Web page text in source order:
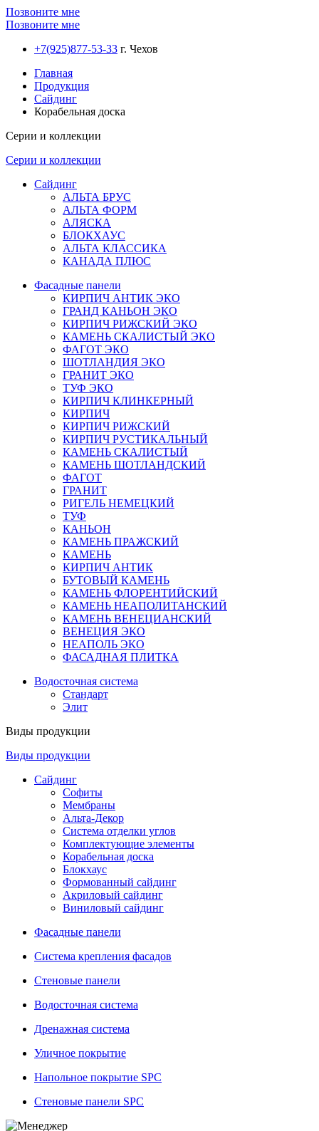
Позвоните мне
Позвоните мне
+7(925)877-53-33 г. Чехов
Главная
Продукция
Сайдинг
Корабельная доска
Серии и коллекции
Серии и коллекции
Сайдинг
АЛЬТА БРУС
АЛЬТА ФОРМ
АЛЯСКА
БЛОКХАУС
АЛЬТА КЛАССИКА
КАНАДА ПЛЮС
Фасадные панели
КИРПИЧ АНТИК ЭКО
ГРАНД КАНЬОН ЭКО
КИРПИЧ РИЖСКИЙ ЭКО
КАМЕНЬ СКАЛИСТЫЙ ЭКО
ФАГОТ ЭКО
ШОТЛАНДИЯ ЭКО
ГРАНИТ ЭКО
ТУФ ЭКО
КИРПИЧ КЛИНКЕРНЫЙ
КИРПИЧ
КИРПИЧ РИЖСКИЙ
КИРПИЧ РУСТИКАЛЬНЫЙ
КАМЕНЬ СКАЛИСТЫЙ
КАМЕНЬ ШОТЛАНДСКИЙ
ФАГОТ
ГРАНИТ
РИГЕЛЬ НЕМЕЦКИЙ
ТУФ
КАНЬОН
КАМЕНЬ ПРАЖСКИЙ
КАМЕНЬ
КИРПИЧ АНТИК
БУТОВЫЙ КАМЕНЬ
КАМЕНЬ ФЛОРЕНТИЙСКИЙ
КАМЕНЬ НЕАПОЛИТАНСКИЙ
КАМЕНЬ ВЕНЕЦИАНСКИЙ
ВЕНЕЦИЯ ЭКО
НЕАПОЛЬ ЭКО
ФАСАДНАЯ ПЛИТКА
Водосточная система
Стандарт
Элит
Виды продукции
Виды продукции
Сайдинг
Софиты
Мембраны
Альта-Декор
Система отделки углов
Комплектующие элементы
Корабельная доска
Блокхаус
Формованный сайдинг
Акриловый сайдинг
Виниловый сайдинг
Фасадные панели
Система крепления фасадов
Стеновые панели
Водосточная система
Дренажная система
Уличное покрытие
Напольное покрытие SPC
Стеновые панели SPC